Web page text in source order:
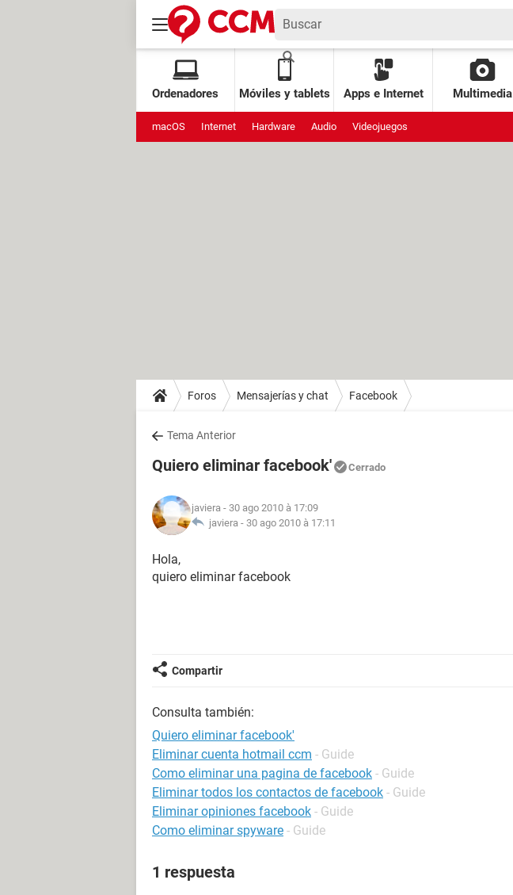
Ordenadores Móviles y tablets Apps e Internet Multimedia
macOS Internet Hardware Audio Videojuegos
Foros Mensajerías y chat Facebook
Tema Anterior
Quiero eliminar facebook' Cerrado
javiera - 30 ago 2010 à 17:09
javiera - 30 ago 2010 à 17:11
Hola,
quiero eliminar facebook
Compartir
Consulta también:
Quiero eliminar facebook'
Eliminar cuenta hotmail ccm - Guide
Como eliminar una pagina de facebook - Guide
Eliminar todos los contactos de facebook - Guide
Eliminar opiniones facebook - Guide
Como eliminar spyware - Guide
1 respuesta